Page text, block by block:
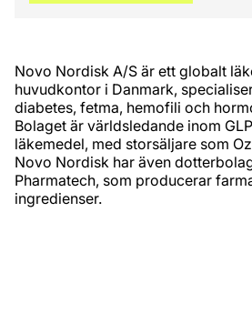
Novo Nordisk A/S är ett globalt
huvudkontor i Danmark,
diabetes, fetma, hemofili och
Bolaget är världsledande inom
läkemedel, med storsäljare som
Novo Nordisk har även
Pharmatech, som producerar
ingredienser.